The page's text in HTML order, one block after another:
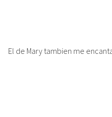
El de Mary tambien me